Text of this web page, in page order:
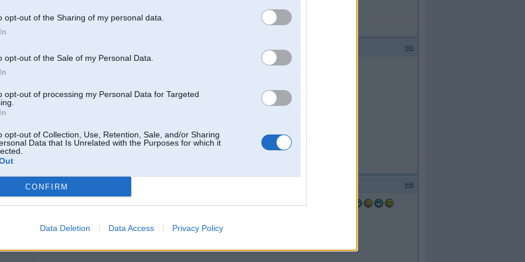
opt-out of the Sharing of my personal data.
opt-out of the Sale of my Personal Data.
opt-out of processing my Personal Data for Targeted
opt-out of Collection, Use, Retention, Sale, and/or Sharing
Data that Is Unrelated with the Purposes for which it
CONFIRM
Data Deletion Data Access Privacy Policy
#45
, HZ 3 un CP
24. Feb 2009, 20:01 #46
es jau pec vin koda ari sutiju,bet pakala tapat gaisa.Moska jasasedina pilna masina un javizinas kamer piesezas?